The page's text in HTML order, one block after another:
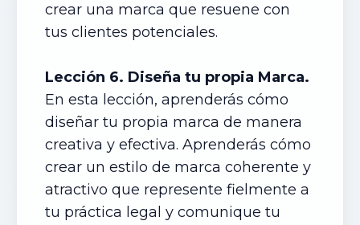
crear una marca que resuene con
tus clientes potenciales.
Lección 6. Diseña tu propia Marca.
En esta lección, aprenderás cómo
diseñar tu propia marca de manera
creativa y efectiva. Aprenderás cómo
crear un estilo de marca coherente y
atractivo que represente fielmente a
tu práctica legal y comunique tu